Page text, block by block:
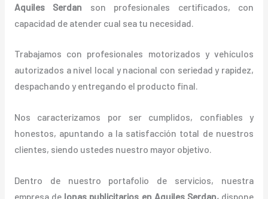
Aquiles Serdan son profesionales certificados, con
capacidad de atender cual sea tu necesidad.
Trabajamos con profesionales motorizados y vehículos
autorizados a nivel local y nacional con seriedad y rapidez,
despachando y entregando el producto final.
Nos caracterizamos por ser cumplidos, confiables y
honestos, apuntando a la satisfacción total de nuestros
clientes, siendo ustedes nuestro mayor objetivo.
Dentro de nuestro portafolio de servicios, nuestra
empresa de lonas publicitarios en Aquiles Serdan,dispone